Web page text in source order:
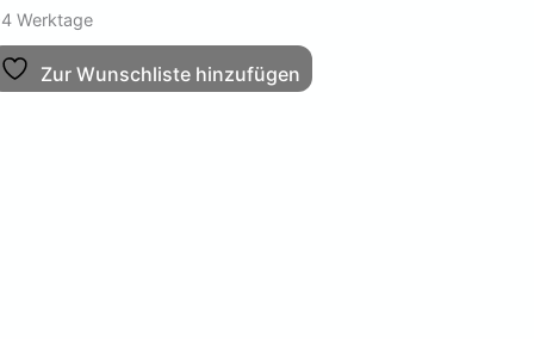
Werktage
Zur Wunschliste hinzufügen